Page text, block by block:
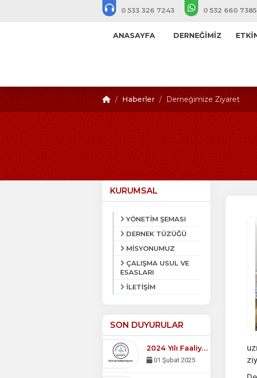
0 533 326 7243 0 532 660 7385
ANASAYFA DERNEĞİMİZ
Haberler Derneğimize Ziyaret
KURUMSAL
YÖNETİM ŞEMASI
DERNEK TÜZÜĞÜ
MİSYONUMUZ
ÇALIŞMA USUL VE
ESASLARI
İLETİŞİM
SON DUYURULAR
2024 Yılı Faaliyet Raporu
01 Şubat 2025